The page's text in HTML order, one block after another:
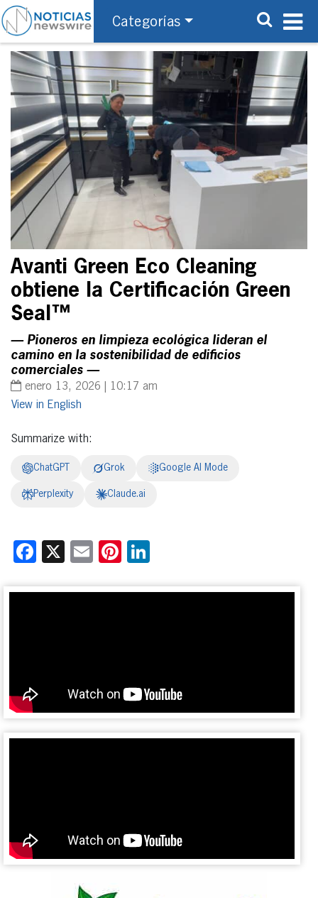
Categorías
Avanti Green Eco Cleaning
obtiene la Certificación Green
Seal™
— Pioneros en limpieza ecológica lideran el
camino en la sostenibilidad de edificios
comerciales —
enero 13, 2026 | 10:17 am
English
Summarize with:
ChatGPT Grok Google AI Mode
Perplexity Claude.ai
Facebook
X EmailPinterest